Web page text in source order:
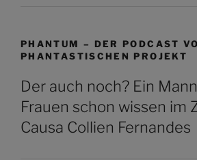
PHANTUM – DER PODCAST
PHANTASTISCHEN PROJEKT
Der auch noch? Ein
Frauen schon wissen im
Causa Collien Fernandes